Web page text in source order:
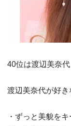
40位は渡辺美奈代
渡辺美奈代が好き
・ずっと美貌を